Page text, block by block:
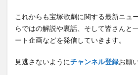
これからも宝塚歌劇に関する最新ニュ
らではの解説や裏話、そして皆さんと
ート企画などを発信していきます。
見逃さないようにチャンネル登録お願